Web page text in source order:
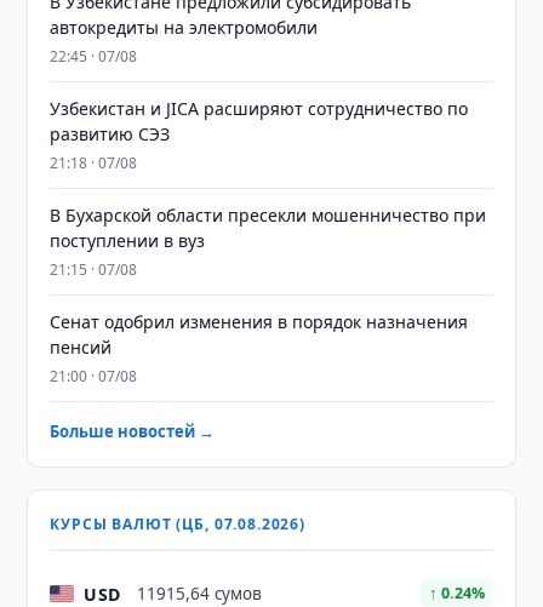
автокредиты на электромобили
22:45 · 07/08
Узбекистан и JICA расширяют сотрудничество по
развитию СЭЗ
21:18 · 07/08
В Бухарской области пресекли мошенничество при
поступлении в вуз
21:15 · 07/08
Сенат одобрил изменения в порядок назначения
пенсий
21:00 · 07/08
Больше новостей →
КУРСЫ ВАЛЮТ (ЦБ, 07.08.2026)
USD 11915,64 сумов ↑ 0.24%